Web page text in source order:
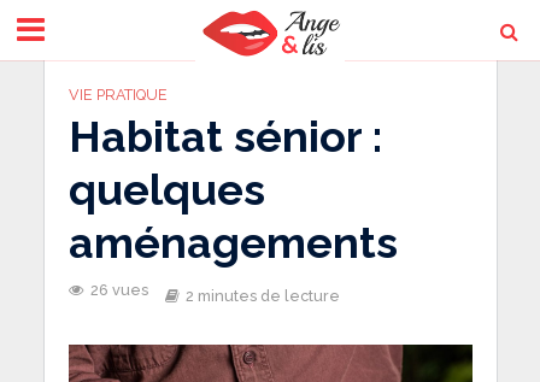
VIE PRATIQUE
Habitat sénior :
quelques
aménagements
26 vues 2 minutes de lecture